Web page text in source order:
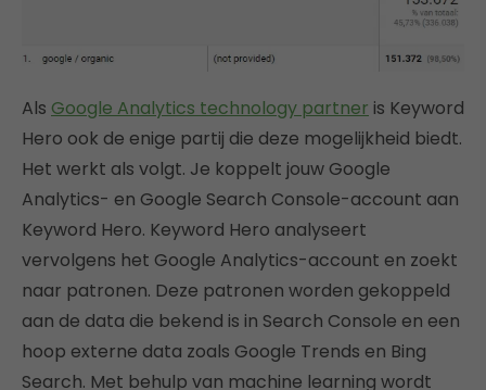
Als Google Analytics technology partner is Keyword
Hero ook de enige partij die deze mogelijkheid biedt.
Het werkt als volgt. Je koppelt jouw Google
Analytics- en Google Search Console-account aan
Keyword Hero. Keyword Hero analyseert
vervolgens het Google Analytics-account en zoekt
naar patronen. Deze patronen worden gekoppeld
aan de data die bekend is in Search Console en een
hoop externe data zoals Google Trends en Bing
Search. Met behulp van machine learning wordt